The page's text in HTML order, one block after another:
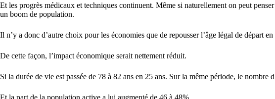
Et les progrès médicaux et techniques continuent. Même si naturellement on peut
un boom de population.
Il n’y a donc d’autre choix pour les économies que de repousser l’âge légal de départ
De cette façon, l’impact économique serait nettement réduit.
Si la durée de vie est passée de 78 à 82 ans en 25 ans. Sur la même période, le
Et la part de la population active a lui augmenté de 46 à 48%.